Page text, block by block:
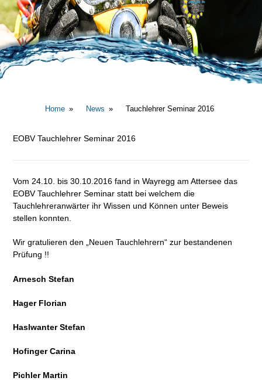
Home News Tauchlehrer Seminar 2016
EOBV Tauchlehrer Seminar 2016
Vom 24.10. bis 30.10.2016 fand in Wayregg am Attersee das
EOBV Tauchlehrer Seminar statt bei welchem die
Tauchlehreranwärter ihr Wissen und Können unter Beweis
stellen konnten.
Wir gratulieren den „Neuen Tauchlehrern“ zur bestandenen
Prüfung !!
Arnesch Stefan
Hager Florian
Haslwanter Stefan
Hofinger Carina
Pichler Martin